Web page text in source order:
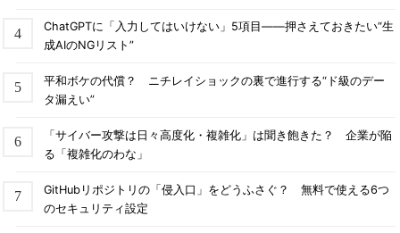
ChatGPTに「入力してはいけない」5項目――押さえておきたい“生
成AIのNGリスト”
平和ボケの代償？ ニチレイショックの裏で進行する“ド級のデー
タ漏えい”
「サイバー攻撃は日々高度化・複雑化」は聞き飽きた？ 企業が陥
る「複雑化のわな」
GitHubリポジトリの「侵入口」をどうふさぐ？ 無料で使える6つ
のセキュリティ設定